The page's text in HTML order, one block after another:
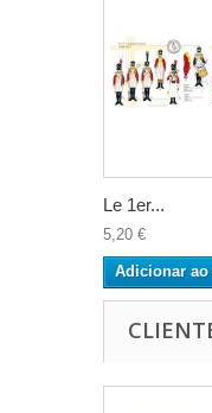
Le 1er...
5,20 €
Adicionar